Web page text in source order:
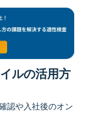
ルの活用方
認や入社後のオン